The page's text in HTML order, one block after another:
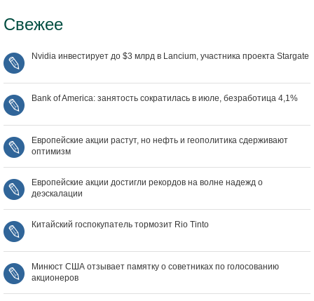
Свежее
Nvidia инвестирует до $3 млрд в Lancium, участника проекта Stargate
Bank of America: занятость сократилась в июле, безработица 4,1%
Европейские акции растут, но нефть и геополитика сдерживают
оптимизм
Европейские акции достигли рекордов на волне надежд о
деэскалации
Китайский госпокупатель тормозит Rio Tinto
Минюст США отзывает памятку о советниках по голосованию
акционеров